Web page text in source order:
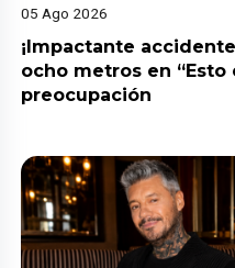
05 Ago 2026
¡Impactante
ocho metros en “Esto
preocupación